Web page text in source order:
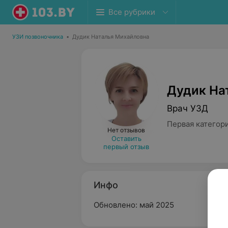
Все рубрики
УЗИ позвоночника • Дудик Наталья Михайловна
Нет отзывов
Оставить
первый отзыв
Дудик
Врач УЗД
Первая
Инфо
Обновлено: май 2025